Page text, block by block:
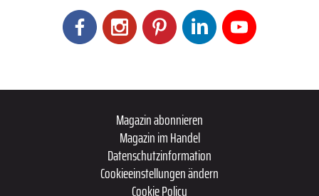
Magazin abonnieren
Magazin im Handel
Datenschutzinformation
Cookieeinstellungen ändern
Cookie Policy